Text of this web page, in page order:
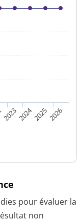
2023202420252026
pour évaluer la
non